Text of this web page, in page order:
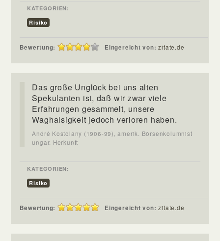
KATEGORIEN:
Risiko
Bewertung: Eingereicht von:zitate.de
Das große Unglück bei uns alten
Spekulanten ist, daß wir zwar viele
Erfahrungen gesammelt, unsere
Waghalsigkeit jedoch verloren haben.
André Kostolany (1906-99), amerik. Börsenkolumnist
ungar. Herkunft
KATEGORIEN:
Risiko
Bewertung: Eingereicht von:zitate.de